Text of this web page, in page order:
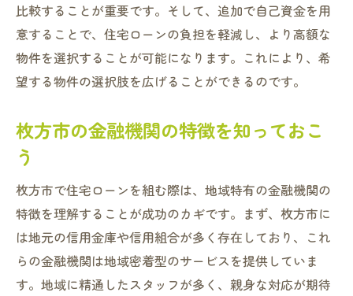
地方特有の税制優遇を利用する
ローン返済の負担を軽減する方法
地域密着型サービスの活用法
枚方市の制度を最大限に活用するために
ント
金利タイプの選び方とその影響
ローン契約前に確認するべき事項
枚方市での賢いローンプランの立て方
比較することが重要です。そして、追加で自己資金を用
意することで、住宅ローンの負担を軽減し、より高額な
物件を選択することが可能になります。これにより、希
望する物件の選択肢を広げることができるのです。
枚方市の金融機関の特徴を知っておこ
う
枚方市で住宅ローンを組む際は、地域特有の金融機関の
特徴を理解することが成功のカギです。まず、枚方市に
は地元の信用金庫や信用組合が多く存在しており、これ
らの金融機関は地域密着型のサービスを提供していま
す。地域に精通したスタッフが多く、親身な対応が期待